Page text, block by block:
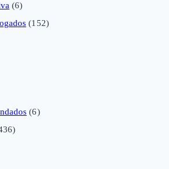
(6)
(152)
(6)